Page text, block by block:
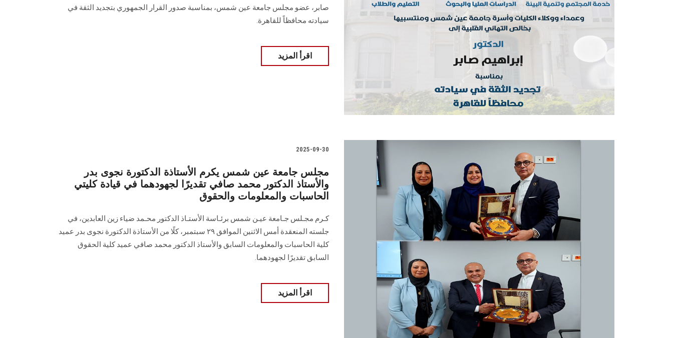
صابر، عضو مجلس جامعة عين شمس، بمناسبة صدور القرار الجمهوري بتجديد الثقة في
سيادته محافظاً للقاهرة.
اقرأ المزيد
2025-09-30
مجلس جامعة عين شمس يكرم الأستاذة الدكتورة نجوى بدر
والأستاذ الدكتور محمد صافي تقديرًا لجهودهما في قيادة كليتي
الحاسبات والمعلومات والحقوق
كـرم مجـلس جـامعة عيـن شمس برئـاسة الأستـاذ الدكتور محـمد ضياء زين العابدين، في
جلسته المنعقدة أمس الاثنين الموافق ٢٩ سبتمبر، كلًا من الأستاذة الدكتورة نجوى بدر عميد
كلية الحاسبات والمعلومات السابق والأستاذ الدكتور محمد صافي عميد كلية الحقوق
السابق تقديرًا لجهودهما.
اقرأ المزيد